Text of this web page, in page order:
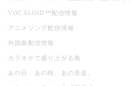
VOCALOID™配信情報
アニメソング配信情報
外国曲配信情報
カラオケで盛り上がる曲
あの日、あの時、あの音楽。